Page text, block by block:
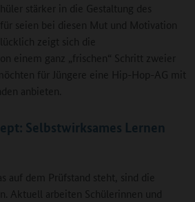
stärker in die Gestaltung des
seien bei diesen Mut und Motivation
zeigt sich die
einem ganz „frischen“ Schritt zweier
für Jüngere eine Hip-Hop-AG mit
anbieten.
Selbstwirksames Lernen
auf dem Prüfstand steht, sind die
Aktuell arbeiten Schülerinnen und